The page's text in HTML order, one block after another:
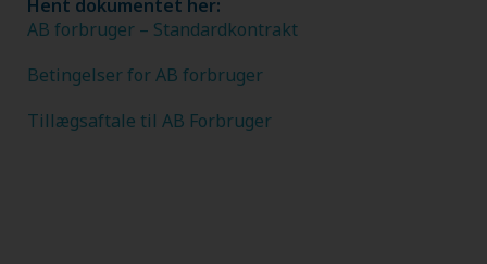
Hent dokumentet her:
AB forbruger – Standardkontrakt
Betingelser for AB forbruger
Tillægsaftale til AB Forbruger